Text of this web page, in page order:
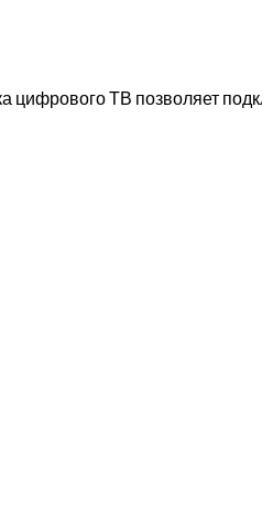
цифрового ТВ позволяет